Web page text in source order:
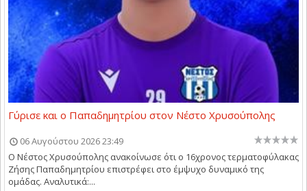
Γύρισε και ο Παπαδημητρίου στον Νέστο Χρυσούπολης
06 Αυγούστου 2026 23:49
Ο Νέστος Χρυσούπολης ανακοίνωσε ότι ο 16χρονος τερματοφύλακας
Ζήσης Παπαδημητρίου επιστρέφει στο έμψυχο δυναμικό της
ομάδας. Αναλυτικά:...